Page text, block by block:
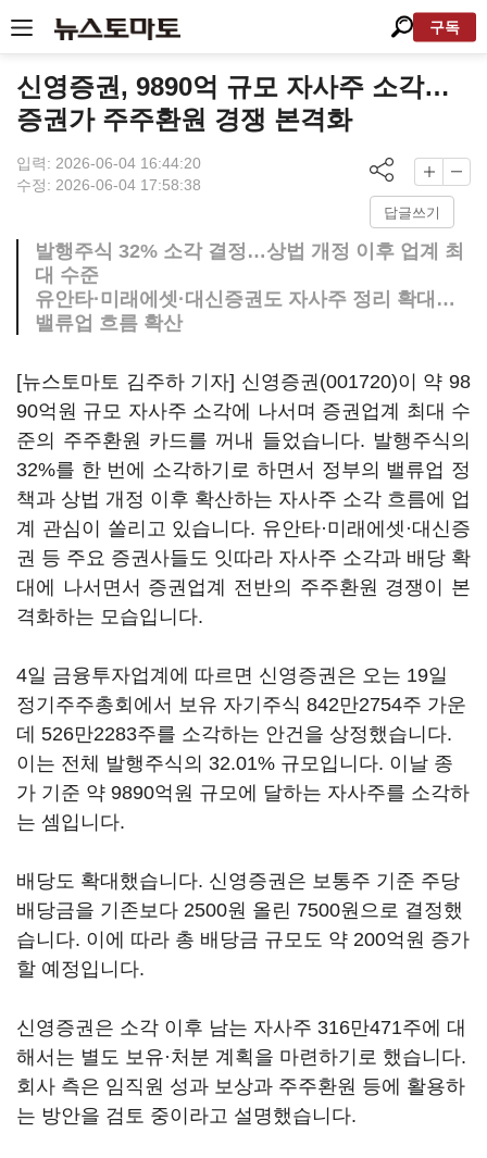
구독
신영증권, 9890억 규모 자사주 소각…
증권가 주주환원 경쟁 본격화
입력: 2026-06-04 16:44:20
수정: 2026-06-04 17:58:38
답글쓰기
발행주식 32% 소각 결정…상법 개정 이후 업계 최
대 수준
유안타·미래에셋·대신증권도 자사주 정리 확대…
밸류업 흐름 확산
[뉴스토마토 김주하 기자] 신영증권(001720)이 약 98
90억원 규모 자사주 소각에 나서며 증권업계 최대 수
준의 주주환원 카드를 꺼내 들었습니다. 발행주식의
32%를 한 번에 소각하기로 하면서 정부의 밸류업 정
책과 상법 개정 이후 확산하는 자사주 소각 흐름에 업
계 관심이 쏠리고 있습니다. 유안타·미래에셋·대신증
권 등 주요 증권사들도 잇따라 자사주 소각과 배당 확
대에 나서면서 증권업계 전반의 주주환원 경쟁이 본
격화하는 모습입니다.
4일 금융투자업계에 따르면 신영증권은 오는 19일
정기주주총회에서 보유 자기주식 842만2754주 가운
데 526만2283주를 소각하는 안건을 상정했습니다.
이는 전체 발행주식의 32.01% 규모입니다. 이날 종
가 기준 약 9890억원 규모에 달하는 자사주를 소각하
는 셈입니다.
배당도 확대했습니다. 신영증권은 보통주 기준 주당
배당금을 기존보다 2500원 올린 7500원으로 결정했
습니다. 이에 따라 총 배당금 규모도 약 200억원 증가
할 예정입니다.
신영증권은 소각 이후 남는 자사주 316만471주에 대
해서는 별도 보유·처분 계획을 마련하기로 했습니다.
회사 측은 임직원 성과 보상과 주주환원 등에 활용하
는 방안을 검토 중이라고 설명했습니다.